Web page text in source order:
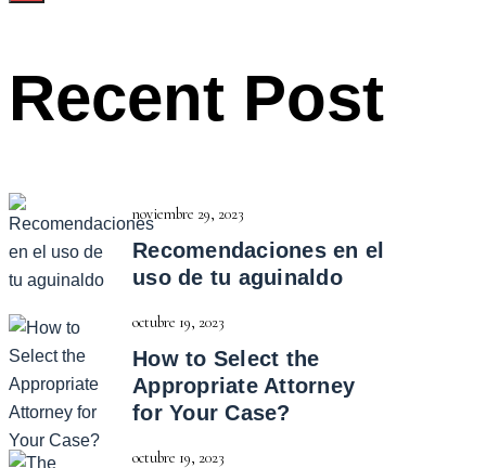
Recent Post
noviembre 29, 2023
Recomendaciones en el
uso de tu aguinaldo
octubre 19, 2023
How to Select the
Appropriate Attorney
for Your Case?
octubre 19, 2023